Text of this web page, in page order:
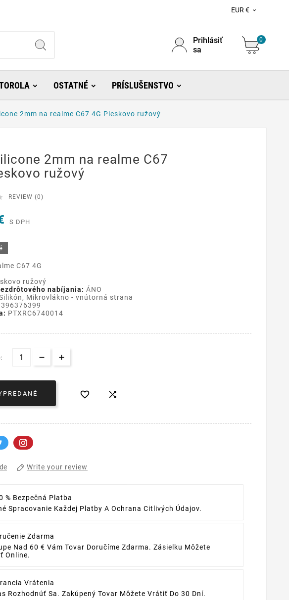
EUR € 
Prihlásiť
sa
0
OSTATNÉ PRÍSLUŠENSTVO
2mm na realme C67 4G Pieskovo ružový
2mm na realme C67
ružový
REVIEW (0)
S DPH
C67 4G
ružový
nabíjania: ÁNO
Mikrovlákno - vnútorná strana
PTXRC6740014
 
Write your review
% Bezpečná Platba
Spracovanie Každej Platby A Ochrana Citlivých Údajov.
Zdarma
Nad 60 € Vám Tovar Doručíme Zdarma. Zásielku Môžete
Online.
Vrátenia
Rozhodnúť Sa. Zakúpený Tovar Môžete Vrátiť Do 30 Dní.